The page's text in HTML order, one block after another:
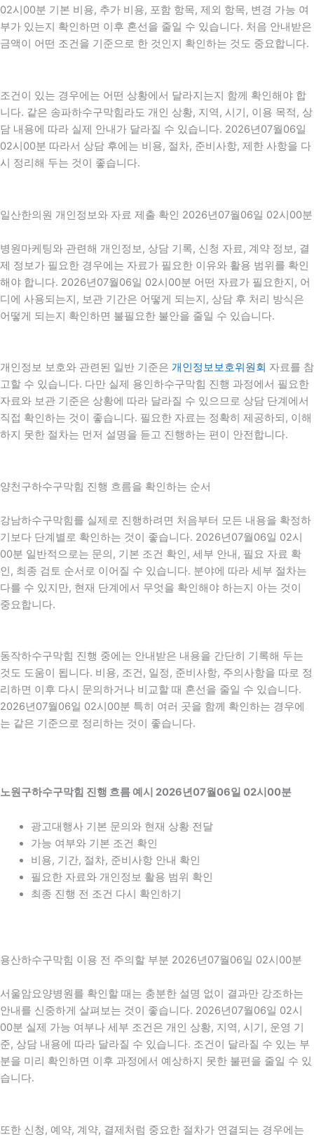
02시00분 기본 비용, 추가 비용, 포함 항목, 제외 항목, 변경 가능 여
부가 있는지 확인하면 이후 혼선을 줄일 수 있습니다. 처음 안내받은
금액이 어떤 조건을 기준으로 한 것인지 확인하는 것도 중요합니다.
조건이 있는 경우에는 어떤 상황에서 달라지는지 함께 확인해야 합
니다. 같은 송파하수구막힘라도 개인 상황, 지역, 시기, 이용 목적, 상
담 내용에 따라 실제 안내가 달라질 수 있습니다. 2026년07월06일
02시00분 따라서 상담 후에는 비용, 절차, 준비사항, 제한 사항을 다
시 정리해 두는 것이 좋습니다.
일산한의원 개인정보와 자료 제출 확인 2026년07월06일 02시00분
병원마케팅와 관련해 개인정보, 상담 기록, 신청 자료, 계약 정보, 결
제 정보가 필요한 경우에는 자료가 필요한 이유와 활용 범위를 확인
해야 합니다. 2026년07월06일 02시00분 어떤 자료가 필요한지, 어
디에 사용되는지, 보관 기간은 어떻게 되는지, 상담 후 처리 방식은
어떻게 되는지 확인하면 불필요한 불안을 줄일 수 있습니다.
개인정보 보호와 관련된 일반 기준은 개인정보보호위원회 자료를 참
고할 수 있습니다. 다만 실제 용인하수구막힘 진행 과정에서 필요한
자료와 보관 기준은 상황에 따라 달라질 수 있으므로 상담 단계에서
직접 확인하는 것이 좋습니다. 필요한 자료는 정확히 제공하되, 이해
하지 못한 절차는 먼저 설명을 듣고 진행하는 편이 안전합니다.
양천구하수구막힘 진행 흐름을 확인하는 순서
강남하수구막힘를 실제로 진행하려면 처음부터 모든 내용을 확정하
기보다 단계별로 확인하는 것이 좋습니다. 2026년07월06일 02시
00분 일반적으로는 문의, 기본 조건 확인, 세부 안내, 필요 자료 확
인, 최종 검토 순서로 이어질 수 있습니다. 분야에 따라 세부 절차는
다를 수 있지만, 현재 단계에서 무엇을 확인해야 하는지 아는 것이
중요합니다.
동작하수구막힘 진행 중에는 안내받은 내용을 간단히 기록해 두는
것도 도움이 됩니다. 비용, 조건, 일정, 준비사항, 주의사항을 따로 정
리하면 이후 다시 문의하거나 비교할 때 혼선을 줄일 수 있습니다.
2026년07월06일 02시00분 특히 여러 곳을 함께 확인하는 경우에
는 같은 기준으로 정리하는 것이 좋습니다.
노원구하수구막힘 진행 흐름 예시 2026년07월06일 02시00분
광고대행사 기본 문의와 현재 상황 전달
가능 여부와 기본 조건 확인
비용, 기간, 절차, 준비사항 안내 확인
필요한 자료와 개인정보 활용 범위 확인
최종 진행 전 조건 다시 확인하기
용산하수구막힘 이용 전 주의할 부분 2026년07월06일 02시00분
서울암요양병원를 확인할 때는 충분한 설명 없이 결과만 강조하는
안내를 신중하게 살펴보는 것이 좋습니다. 2026년07월06일 02시
00분 실제 가능 여부나 세부 조건은 개인 상황, 지역, 시기, 운영 기
준, 상담 내용에 따라 달라질 수 있습니다. 조건이 달라질 수 있는 부
분을 미리 확인하면 이후 과정에서 예상하지 못한 불편을 줄일 수 있
습니다.
또한 신청, 예약, 계약, 결제처럼 중요한 절차가 연결되는 경우에는